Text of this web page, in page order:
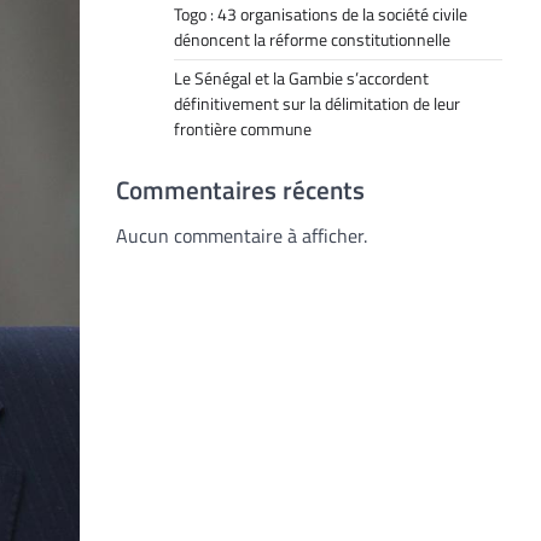
Togo : 43 organisations de la société civile
dénoncent la réforme constitutionnelle
Le Sénégal et la Gambie s’accordent
définitivement sur la délimitation de leur
frontière commune
Commentaires récents
Aucun commentaire à afficher.